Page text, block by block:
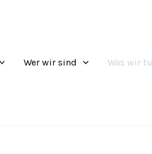
Wer wir sind Was wir